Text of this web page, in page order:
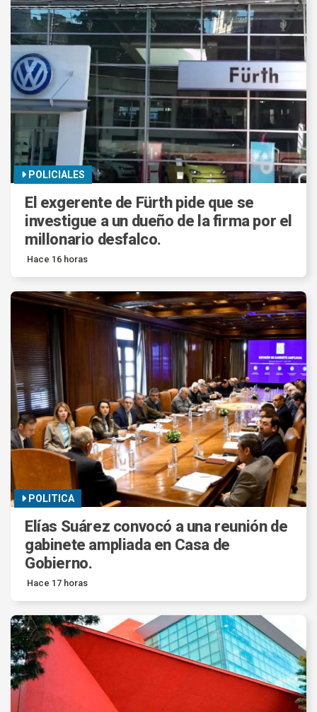
POLICIALES
El exgerente de Fürth pide que se
investigue a un dueño de la firma por el
millonario desfalco.
Hace 16 horas
POLITICA
Elías Suárez convocó a una reunión de
gabinete ampliada en Casa de
Gobierno.
Hace 17 horas